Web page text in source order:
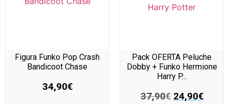
Figura Funko Pop Crash
Bandicoot Chase
34,90€
Pack OFERTA Peluche
Dobby + Funko Hermione
Harry P…
37,90€ 24,90€